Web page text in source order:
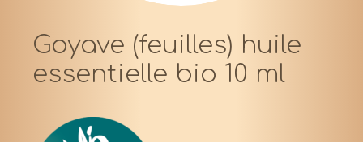
Goyave (feuilles) huile
essentielle bio 10 ml